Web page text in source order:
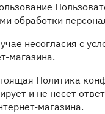
обработки
несогласия с
магазина.
Политика
и не несет
магазина.